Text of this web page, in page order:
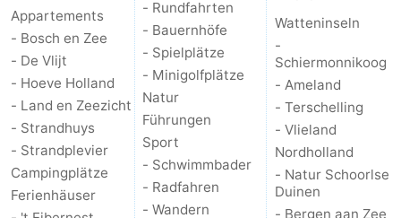
Appartements
- Bosch en Zee
- De Vlijt
- Hoeve Holland
- Land en Zeezicht
- Strandhuys
- Strandplevier
Campingplätze
Ferienhäuser
- Rundfahrten
- Bauernhöfe
- Spielplätze
- Minigolfplätze
Natur
Führungen
Sport
- Schwimmbader
- Radfahren
- Wandern
Watteninseln
-
Schiermonnikoog
- Ameland
- Terschelling
- Vlieland
Nordholland
- Natur Schoorlse
Duinen
- Bergen aan Zee